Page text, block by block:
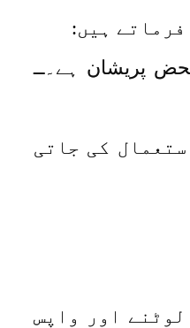
ہیں:
پریشان ہے۔ــ
کی جاتی
لوٹنے اور واپس